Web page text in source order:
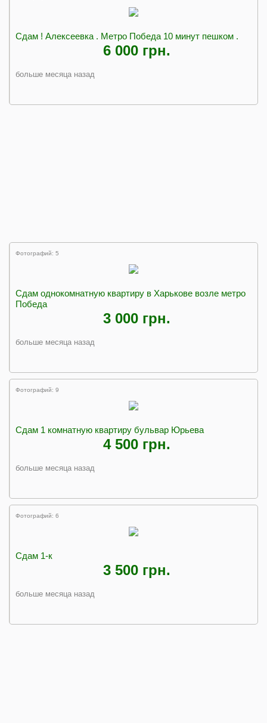
Сдам ! Алексеевка . Метро Победа 10 минут пешком .
6 000 грн.
больше месяца назад
Фотографий: 5
Сдам однокомнатную квартиру в Харькове возле метро
Победа
3 000 грн.
больше месяца назад
Фотографий: 9
Сдам 1 комнатную квартиру бульвар Юрьева
4 500 грн.
больше месяца назад
Фотографий: 6
Сдам 1-к
3 500 грн.
больше месяца назад